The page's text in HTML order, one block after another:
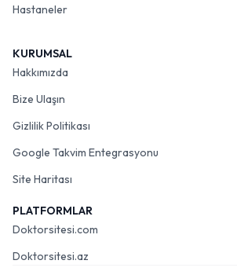
Hastaneler
KURUMSAL
Hakkımızda
Bize Ulaşın
Gizlilik Politikası
Google Takvim Entegrasyonu
Site Haritası
PLATFORMLAR
Doktorsitesi.com
Doktorsitesi.az